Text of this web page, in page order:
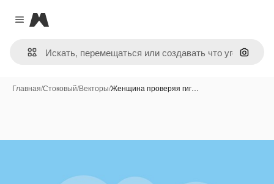
Close menu
Magnific
Поиск
Главная/Стоковый/Векторы/Женщина проверяя гиг…